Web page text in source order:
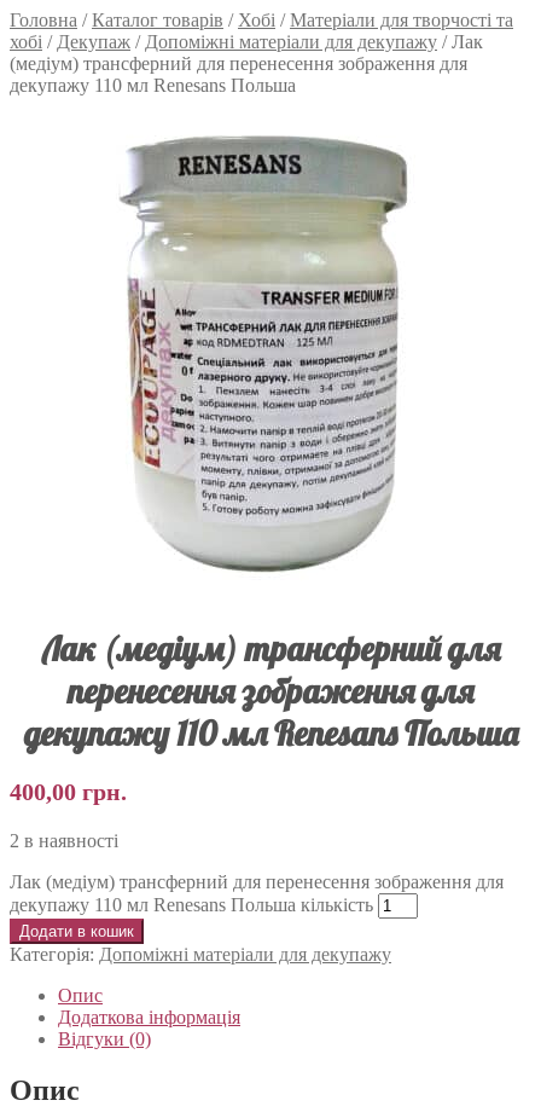
Головна /Каталог товарів / Хобі /Матеріали для творчості та
хобі / Декупаж / Допоміжні матеріали для декупажу /Лак
(медіум) трансферний для перенесення зображення для
декупажу 110 мл Renesans Польша
Лак (медіум) трансферний для
перенесення зображення для
декупажу 110 мл Renesans Польша
400,00 грн.
2 в наявності
Лак (медіум) трансферний для перенесення зображення для
декупажу 110 мл Renesans Польша кількість
Додати в кошик
Категорія: Допоміжні матеріали для декупажу
Опис
Додаткова інформація
Відгуки (0)
Опис